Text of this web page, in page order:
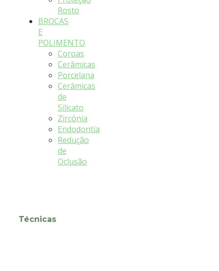
Rosto
BROCAS
E
POLIMENTO
Coroas
Cerâmicas
Porcelana
Cerâmicas
de
Silicato
Zircónia
Endodontia
Redução
de
Oclusão
Técnicas